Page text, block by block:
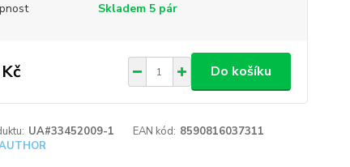
Skladem 5 pár
Do košíku
UA#33452009-1 EAN kód: 8590816037311